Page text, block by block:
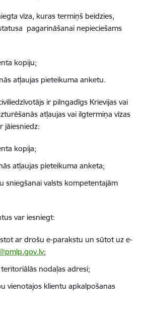
vīza, kuras termiņš beidzies,
pagarināšanai nepieciešams
kopiju;
atļaujas pieteikuma anketu.
ir pilngadīgs Krievijas vai
atļaujas vai ilgtermiņa vīzas
jāiesniedz:
kopija;
atļaujas pieteikuma anketa;
sniegšanai valsts kompetentajām
var iesniegt:
ar drošu e-parakstu un sūtot uz e-
;
nodaļas adresi;
vienotajos klientu apkalpošanas